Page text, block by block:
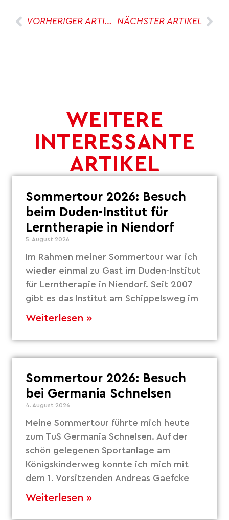
VORHERIGER ARTIKEL NÄCHSTER ARTIKEL
WEITERE
INTERESSANTE
ARTIKEL
Sommertour 2026: Besuch
beim Duden-Institut für
Lerntherapie in Niendorf
5. August 2026
Im Rahmen meiner Sommertour war ich
wieder einmal zu Gast im Duden-Institut
für Lerntherapie in Niendorf. Seit 2007
gibt es das Institut am Schippelsweg im
Weiterlesen »
Sommertour 2026: Besuch
bei Germania Schnelsen
4. August 2026
Meine Sommertour führte mich heute
zum TuS Germania Schnelsen. Auf der
schön gelegenen Sportanlage am
Königskinderweg konnte ich mich mit
dem 1. Vorsitzenden Andreas Gaefcke
Weiterlesen »